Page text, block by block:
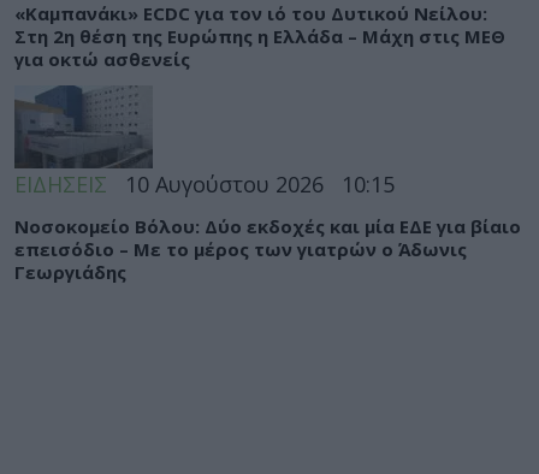
«Καμπανάκι» ECDC για τον ιό του Δυτικού Νείλου:
Στη 2η θέση της Ευρώπης η Ελλάδα – Μάχη στις ΜΕΘ
για οκτώ ασθενείς
ΕΙΔΗΣΕΙΣ 10 Αυγούστου 2026 10:15
Νοσοκομείο Βόλου: Δύο εκδοχές και μία ΕΔΕ για βίαιο
επεισόδιο – Με το μέρος των γιατρών ο Άδωνις
Γεωργιάδης